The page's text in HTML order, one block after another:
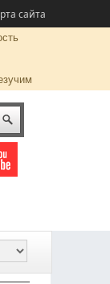
сайта